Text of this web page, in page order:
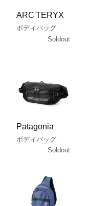
ARC'TERYX
ボディバッグ
Soldout
Patagonia
ボディバッグ
Soldout